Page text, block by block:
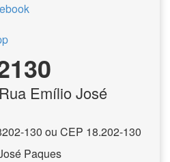
Emílio José
130 ou CEP 18.202-130
Paques